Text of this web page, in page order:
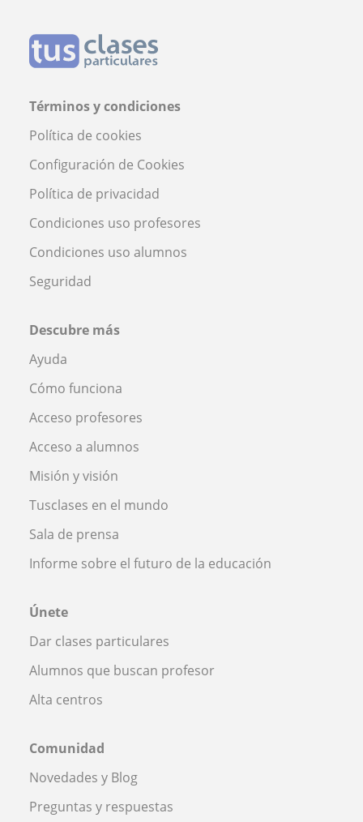
Términos y condiciones
Política de cookies
Configuración de Cookies
Política de privacidad
Condiciones uso profesores
Condiciones uso alumnos
Seguridad
Descubre más
Ayuda
Cómo funciona
Acceso profesores
Acceso a alumnos
Misión y visión
Tusclases en el mundo
Sala de prensa
Informe sobre el futuro de la educación
Únete
Dar clases particulares
Alumnos que buscan profesor
Alta centros
Comunidad
Novedades y Blog
Preguntas y respuestas